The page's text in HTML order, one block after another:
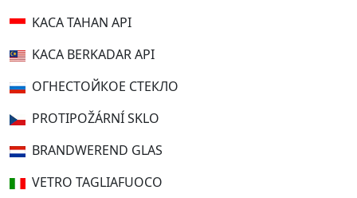
KACA TAHAN API
KACA BERKADAR API
ОГНЕСТОЙКОЕ СТЕКЛО
PROTIPOŽÁRNÍ SKLO
BRANDWEREND GLAS
VETRO TAGLIAFUOCO